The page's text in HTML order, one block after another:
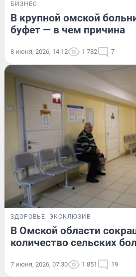
БИЗНЕС
В крупной омской
буфет — в чем причина
8 июня, 2026, 14:12 1 782 7
ЗДОРОВЬЕ ЭКСКЛЮЗИВ
В Омской области
количество сельских
7 июня, 2026, 07:30 1 851 19